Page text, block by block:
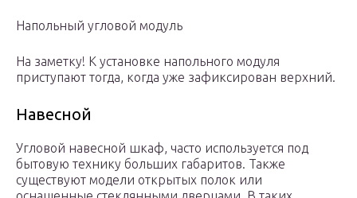
Напольный угловой модуль
На заметку! К установке напольного модуля
приступают тогда, когда уже зафиксирован верхний.
Навесной
Угловой навесной шкаф, часто используется под
бытовую технику больших габаритов. Также
существуют модели открытых полок или